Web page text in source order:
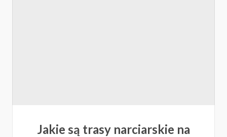
Jakie są trasy narciarskie na